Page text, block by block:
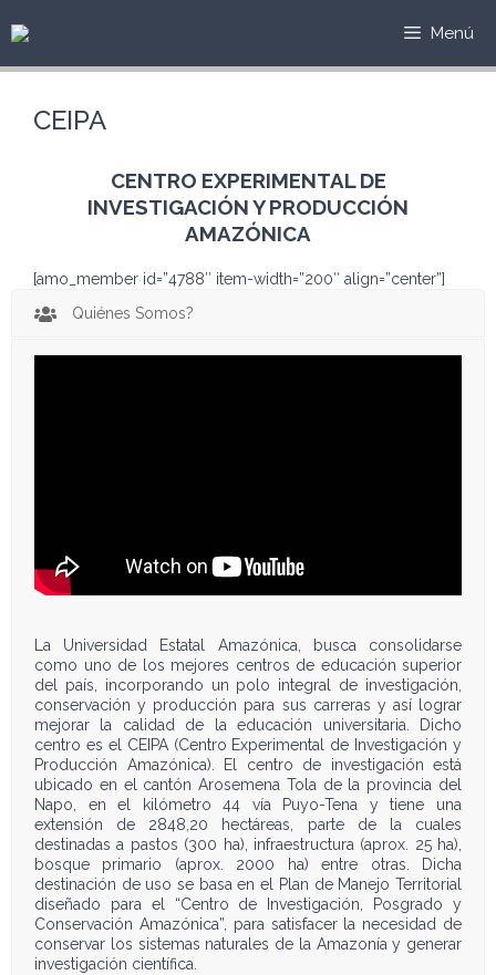
Menú
CEIPA
CENTRO EXPERIMENTAL DE
INVESTIGACIÓN Y PRODUCCIÓN
AMAZÓNICA
[amo_member id=”4788″ item-width=”200″ align=”center”]
Quiénes Somos?
La Universidad Estatal Amazónica, busca consolidarse
como uno de los mejores centros de educación superior
del país, incorporando un polo integral de investigación,
conservación y producción para sus carreras y así lograr
mejorar la calidad de la educación universitaria. Dicho
centro es el CEIPA (Centro Experimental de Investigación y
Producción Amazónica). El centro de investigación está
ubicado en el cantón Arosemena Tola de la provincia del
Napo, en el kilómetro 44 vía Puyo-Tena y tiene una
extensión de 2848,20 hectáreas, parte de la cuales
destinadas a pastos (300 ha), infraestructura (aprox. 25 ha),
bosque primario (aprox. 2000 ha) entre otras. Dicha
destinación de uso se basa en el Plan de Manejo Territorial
diseñado para el “Centro de Investigación, Posgrado y
Conservación Amazónica”, para satisfacer la necesidad de
conservar los sistemas naturales de la Amazonía y generar
investigación científica.